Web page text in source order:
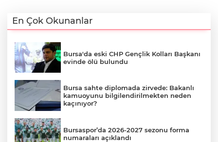
En Çok Okunanlar
Bursa'da eski CHP Gençlik Kolları Başkanı
evinde ölü bulundu
Bursa sahte diplomada zirvede: Bakanlı
kamuoyunu bilgilendirilmekten neden
kaçınıyor?
Bursaspor’da 2026-2027 sezonu forma
numaraları açıklandı